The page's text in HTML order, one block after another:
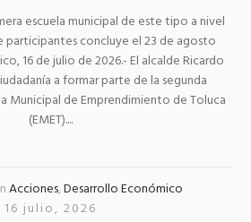
escuela municipal de este tipo a nivel
participantes concluye el 23 de agosto
16 de julio de 2026.- El alcalde Ricardo
a formar parte de la segunda
Municipal de Emprendimiento de Toluca
(EMET)....
Acciones,Desarrollo Económico
16 julio, 2026